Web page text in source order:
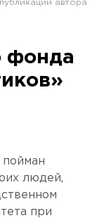
фонда
людей,
при